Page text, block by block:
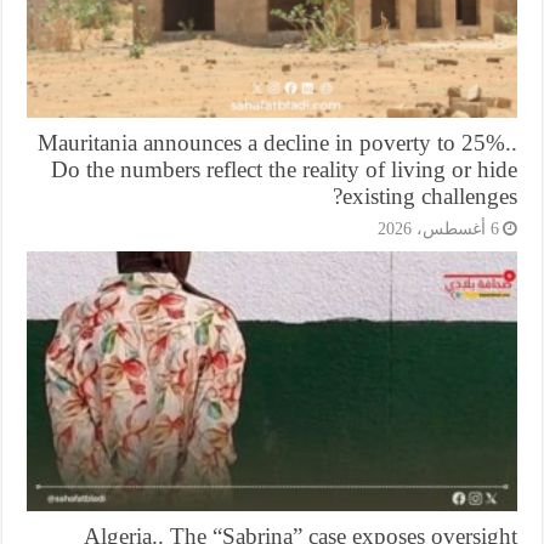
Mauritania announces a decline in poverty to
Do the numbers reflect the reality of living or
existing
Algeria.. The “Sabrina” case exposes